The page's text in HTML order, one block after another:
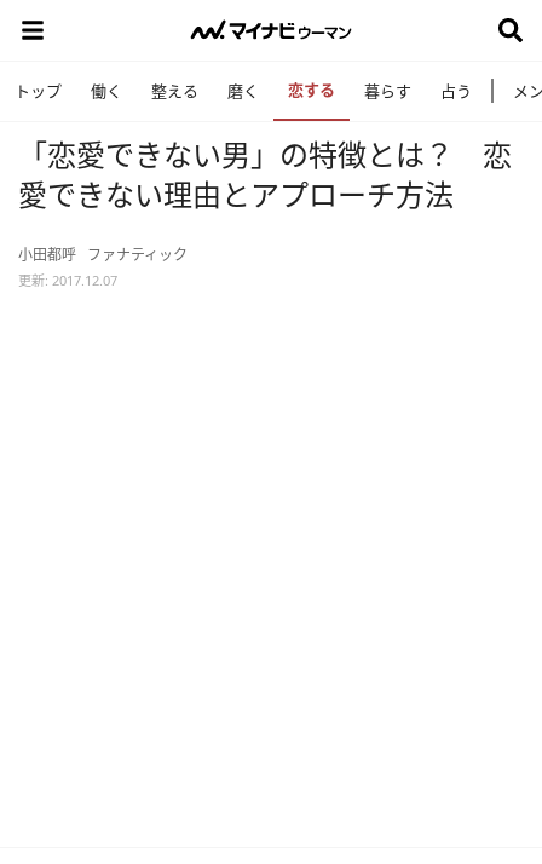
トップ 働く 整える 磨く 恋する 暮らす 占う メ
「恋愛できない男」の特徴とは？ 恋
愛できない理由とアプローチ方法
小田都呼 ファナティック
更新: 2017.12.07